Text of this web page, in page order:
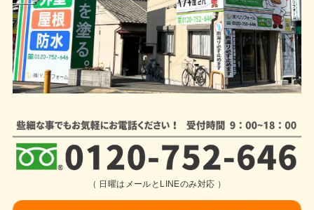
（ 日曜はメールとLINEのみ対応 ）